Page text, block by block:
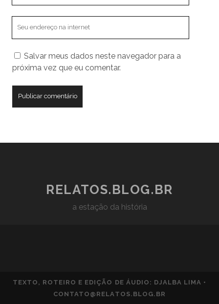
seu
site
Salvar meus dados neste navegador para a
próxima vez que eu comentar.
RELATOS.BLOG.BR
a estação da história
TEXTO, ROTEIRO E EDIÇÃO DE ÁUDIO: DJALBA LIMA •
CONTATO@RELATOS.BLOG.BR